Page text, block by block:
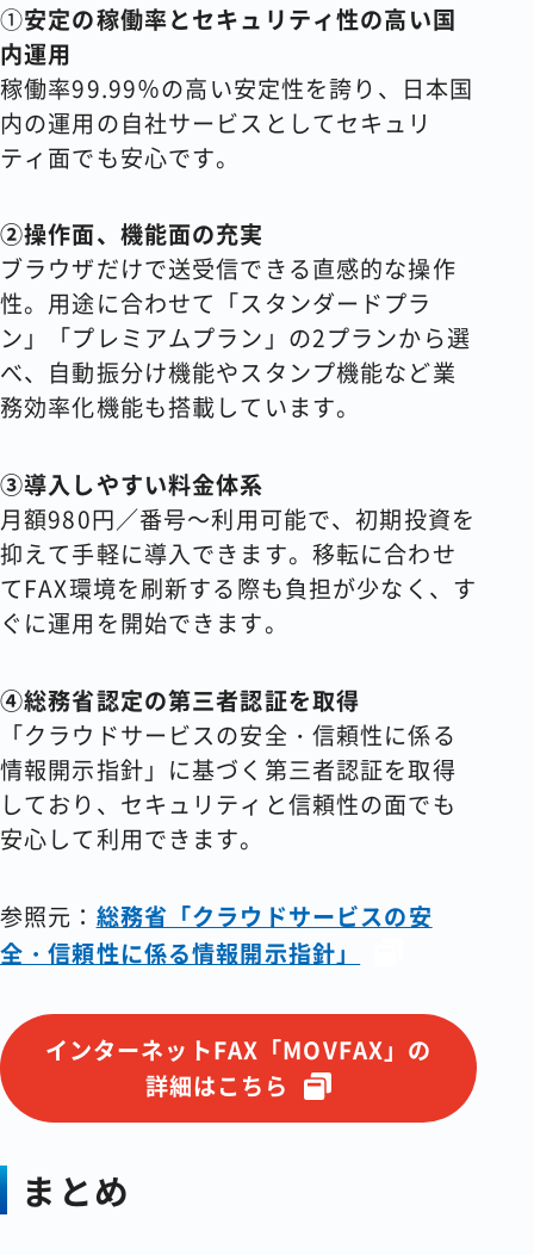
①安定の稼働率とセキュリティ性の高い国
内運用
稼働率99.99％の高い安定性を誇り、日本国
内の運用の自社サービスとしてセキュリ
ティ面でも安心です。
②操作面、機能面の充実
ブラウザだけで送受信できる直感的な操作
性。用途に合わせて「スタンダードプラ
ン」「プレミアムプラン」の2プランから選
べ、自動振分け機能やスタンプ機能など業
務効率化機能も搭載しています。
③導入しやすい料金体系
月額980円／番号～利用可能で、初期投資を
抑えて手軽に導入できます。移転に合わせ
てFAX環境を刷新する際も負担が少なく、す
ぐに運用を開始できます。
④総務省認定の第三者認証を取得
「クラウドサービスの安全・信頼性に係る
情報開示指針」に基づく第三者認証を取得
しており、セキュリティと信頼性の面でも
安心して利用できます。
参照元： 総務省「クラウドサービスの安
全・信頼性に係る情報開示指針」
インターネットFAX「MOVFAX」の
詳細はこちら
まとめ